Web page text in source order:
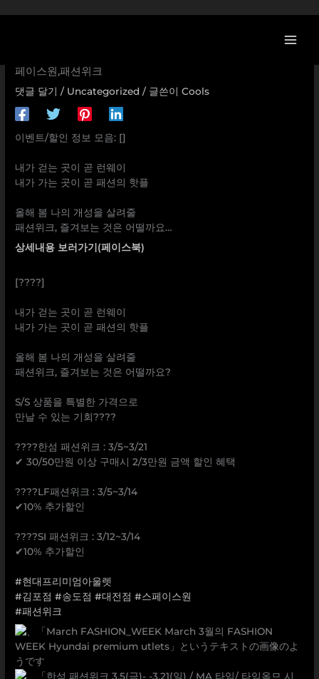
로
[이벤트] [] 내가 걷는 곳이 곧 런웨이 내가 가는 곳이 곧 패
션의 핫플 올해 봄 나의 개성을 살려줄 패션위크, 즐겨보는
페이스원,패션위크
댓글 달기 / Uncategorized / 글쓴이Cools
이벤트/할인 정보 모음: []
내가 걷는 곳이 곧 런웨이
내가 가는 곳이 곧 패션의 핫플
올해 봄 나의 개성을 살려줄
패션위크, 즐겨보는 것은 어떨까요…
상세내용 보러가기(페이스북)
[????]
내가 걷는 곳이 곧 런웨이
내가 가는 곳이 곧 패션의 핫플
올해 봄 나의 개성을 살려줄
패션위크, 즐겨보는 것은 어떨까요?
S/S 상품을 특별한 가격으로
만날 수 있는 기회????
????한섬 패션위크 : 3/5~3/21
✔ 30/50만원 이상 구매시 2/3만원 금액 할인 혜택
????LF패션위크 : 3/5~3/14
✔10% 추가할인
????SI 패션위크 : 3/12~3/14
✔10% 추가할인
#현대프리미엄아울렛
#김포점 #송도점 #대전점 #스페이스원
#패션위크